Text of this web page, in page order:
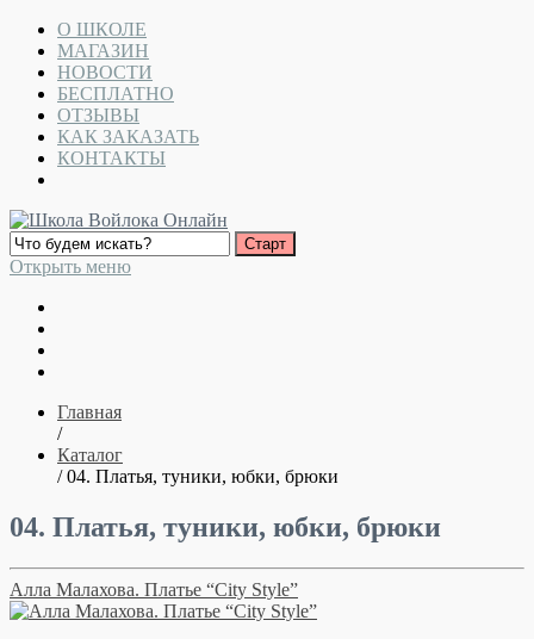
О ШКОЛЕ
МАГАЗИН
НОВОСТИ
БЕСПЛАТНО
ОТЗЫВЫ
КАК ЗАКАЗАТЬ
КОНТАКТЫ
Открыть меню
Главная
/
Каталог
/ 04. Платья, туники, юбки, брюки
04. Платья, туники, юбки, брюки
Алла Малахова. Платье “City Style”